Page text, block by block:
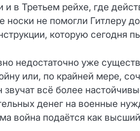
в Третьем рейхе, где
не помогли Гитлеру
которую сегодня
недостаточно уже
или, по крайней мере,
всё более
денег на военные
война подаётся как